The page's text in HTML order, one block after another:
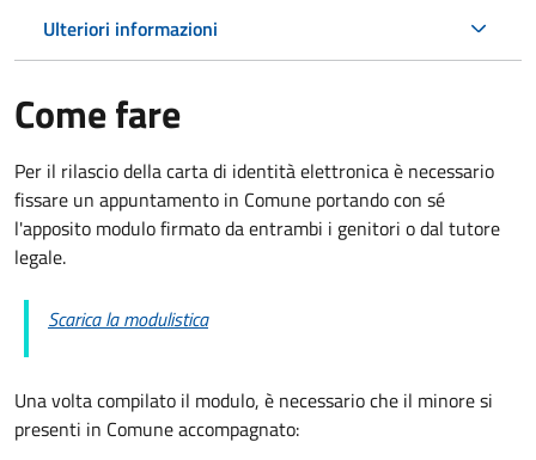
Ulteriori informazioni
Come fare
Per il rilascio della carta di identità elettronica è necessario
fissare un appuntamento in Comune portando con sé
l'apposito modulo firmato da entrambi i genitori o dal tutore
legale.
Scarica la modulistica
Una volta compilato il modulo, è necessario che il minore si
presenti in Comune accompagnato: